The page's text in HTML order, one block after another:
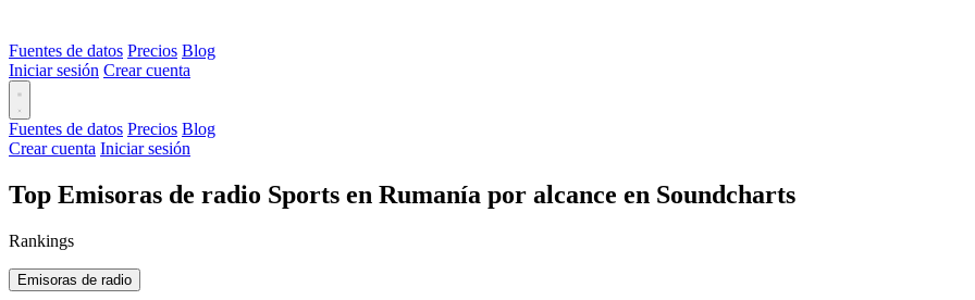
Fuentes de datos Precios Blog
Iniciar sesión Crear cuenta
Fuentes de datos Precios Blog
Crear cuenta Iniciar sesión
Top Emisoras de radio Sports en Rumanía por alcance en Soundcharts
Rankings
Emisoras de radio